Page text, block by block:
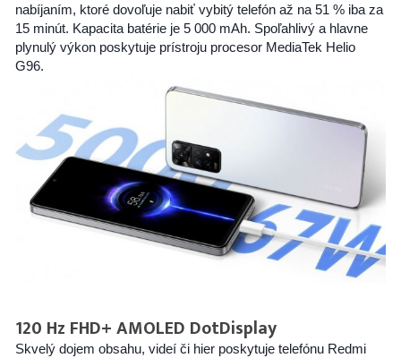
nabíjaním, ktoré dovoľuje nabiť vybitý telefón až na 51 % iba za
15 minút. Kapacita batérie je 5 000 mAh. Spoľahlivý a hlavne
plynulý výkon poskytuje prístroju procesor MediaTek Helio
G96.
120 Hz FHD+ AMOLED DotDisplay
Skvelý dojem obsahu, videí či hier poskytuje telefónu Redmi